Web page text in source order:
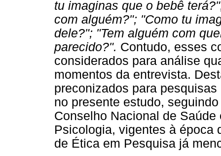
tu imaginas que o bebê
com alguém?"; "Como tu
dele?"; "Tem alguém com
parecido?". Contudo, esses
considerados para análise
momentos da entrevista.
preconizados para
no presente estudo,
Conselho Nacional de
Psicologia, vigentes à época
de Ética em Pesquisa já